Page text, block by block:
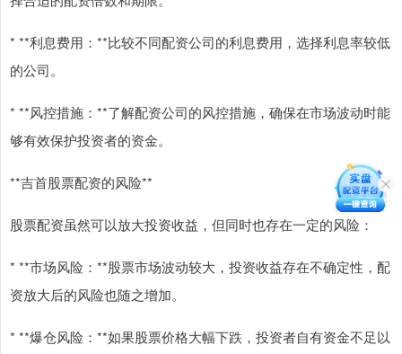
* **利息费用：**比较不同配资公司的利息费用，选择利息率较低
的公司。
* **风控措施：**了解配资公司的风控措施，确保在市场波动时能
够有效保护投资者的资金。
**吉首股票配资的风险**
股票配资虽然可以放大投资收益，但同时也存在一定的风险：
* **市场风险：**股票市场波动较大，投资收益存在不确定性，配
资放大后的风险也随之增加。
* **爆仓风险：**如果股票价格大幅下跌，投资者自有资金不足以